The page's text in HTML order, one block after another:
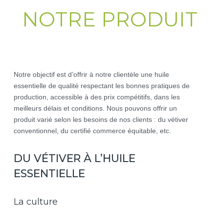
NOTRE PRODUIT
Notre objectif est d’offrir à notre clientèle une huile
essentielle de qualité respectant les bonnes pratiques de
production, accessible à des prix compétitifs, dans les
meilleurs délais et conditions. Nous pouvons offrir un
produit varié selon les besoins de nos clients : du vétiver
conventionnel, du certifié commerce équitable, etc.
DU VÉTIVER À L’HUILE
ESSENTIELLE
La culture